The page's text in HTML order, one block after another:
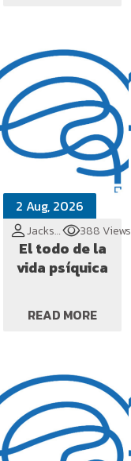
2 Aug, 2026
Jackson Cionek 388 Views
El todo de la
vida psíquica
READ MORE